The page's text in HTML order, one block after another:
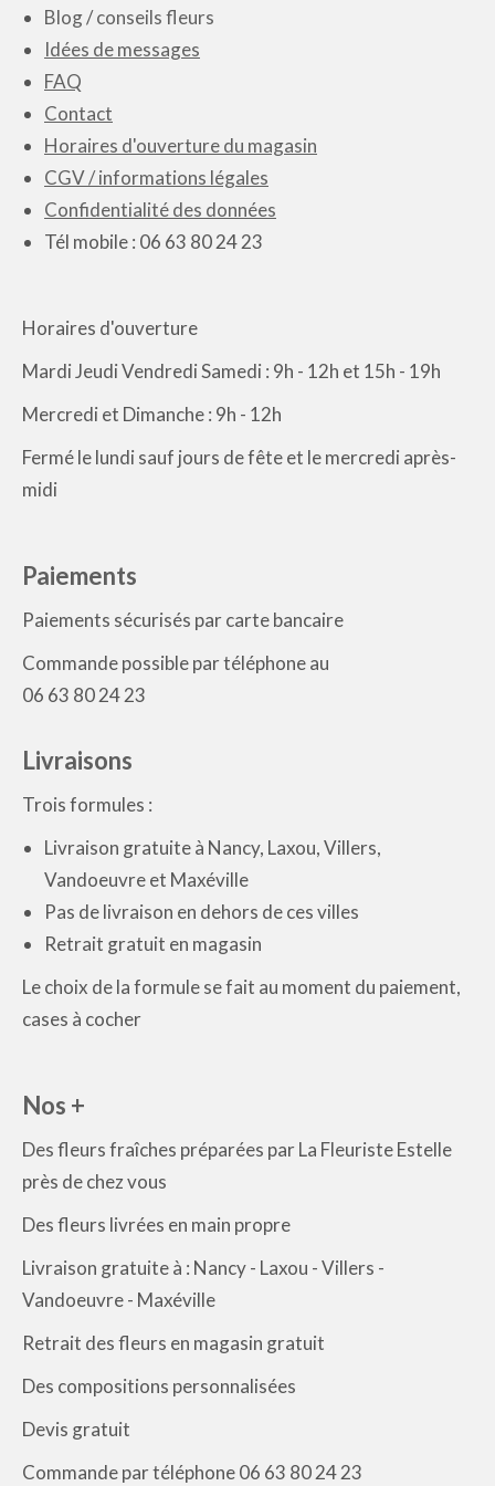
choisies
sur
la
page
Blog/conseils fleurs
Idées de messages
FAQ
Contact
Horaires d'ouverture du magasin
CGV / informations légales
Confidentialité des données
Tél mobile : 06 63 80 24 23
Horaires d'ouverture
Mardi Jeudi Vendredi Samedi : 9h - 12h et 15h - 19h
Mercredi et Dimanche : 9h - 12h
Fermé le lundi sauf jours de fête et le mercredi après-
midi
Paiements
Paiements sécurisés par carte bancaire
Commande possible par téléphone au
06 63 80 24 23
Livraisons
Trois formules :
Livraison gratuite à Nancy, Laxou, Villers,
Vandoeuvre et Maxéville
Pas de livraison en dehors de ces villes
Retrait gratuit en magasin
Le choix de la formule se fait au moment du paiement,
cases à cocher
Nos +
Des fleurs fraîches préparées par La Fleuriste Estelle
près de chez vous
Des fleurs livrées en main propre
Livraison gratuite à : Nancy - Laxou - Villers -
Vandoeuvre - Maxéville
Retrait des fleurs en magasin gratuit
Des compositions personnalisées
Devis gratuit
Commande par téléphone 06 63 80 24 23